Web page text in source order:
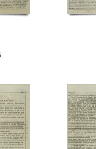
Torotor, fabrik Tuborg U
W Warszawa Wien Wilck,